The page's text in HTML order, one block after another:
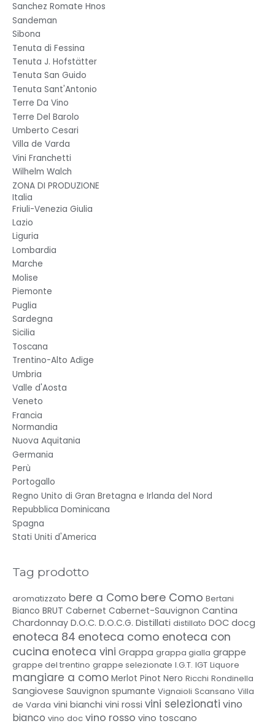
Sanchez Romate Hnos
Sandeman
Sibona
Tenuta di Fessina
Tenuta J. Hofstätter
Tenuta San Guido
Tenuta Sant'Antonio
Terre Da Vino
Terre Del Barolo
Umberto Cesari
Villa de Varda
Vini Franchetti
Wilhelm Walch
ZONA DI PRODUZIONE
Italia
Friuli-Venezia Giulia
Lazio
Liguria
Lombardia
Marche
Molise
Piemonte
Puglia
Sardegna
Sicilia
Toscana
Trentino-Alto Adige
Umbria
Valle d'Aosta
Veneto
Francia
Normandia
Nuova Aquitania
Germania
Perù
Portogallo
Regno Unito di Gran Bretagna e Irlanda del Nord
Repubblica Dominicana
Spagna
Stati Uniti d'America
Tag prodotto
aromatizzato bere a Como bere Como Bertani
Bianco BRUT Cabernet Cabernet-Sauvignon Cantina
Chardonnay D.O.C. D.O.C.G. Distillati distillato DOC docg
enoteca 84 enoteca como enoteca con
cucina enoteca vini Grappa grappa gialla grappe
grappe del trentino grappe selezionate I.G.T. IGT Liquore
mangiare a como Merlot Pinot Nero Ricchi Rondinella
Sangiovese Sauvignon spumante Vignaioli Scansano Villa
de Varda vini bianchi vini rossi vini selezionati vino
bianco vino doc vino rosso vino toscano